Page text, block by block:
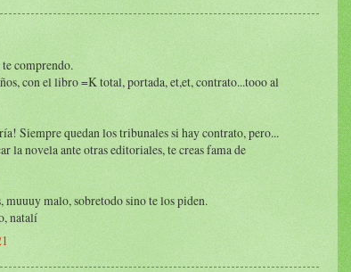
comprendo.
con el libro =K total, portada, et,et, contrato...tooo al
Siempre quedan los tribunales si hay contrato, pero...
la novela ante otras editoriales, te creas fama de
muuuy malo, sobretodo sino te los piden.
natalí